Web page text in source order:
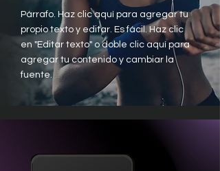
Párrafo. Haz clic aquí para agregar tu
propio texto y editar. Es fácil. Haz clic
en "Editar texto" o doble clic aquí para
agregar tu contenido y cambiar la
fuente.